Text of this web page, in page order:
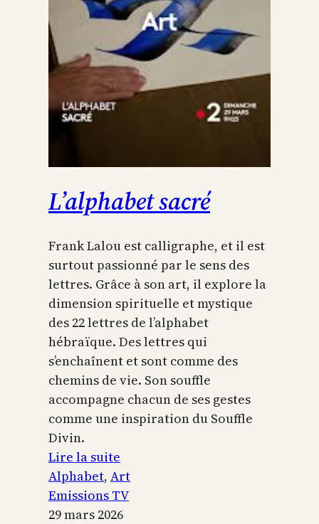
L’alphabet sacré
Frank Lalou est calligraphe, et il est
surtout passionné par le sens des
lettres. Grâce à son art, il explore la
dimension spirituelle et mystique
des 22 lettres de l’alphabet
hébraïque. Des lettres qui
s’enchaînent et sont comme des
chemins de vie. Son souffle
accompagne chacun de ses gestes
comme une inspiration du Souffle
Divin.
Lire la suite
L’alphabet
sacré
Alphabet, Art
Emissions TV
29 mars 2026